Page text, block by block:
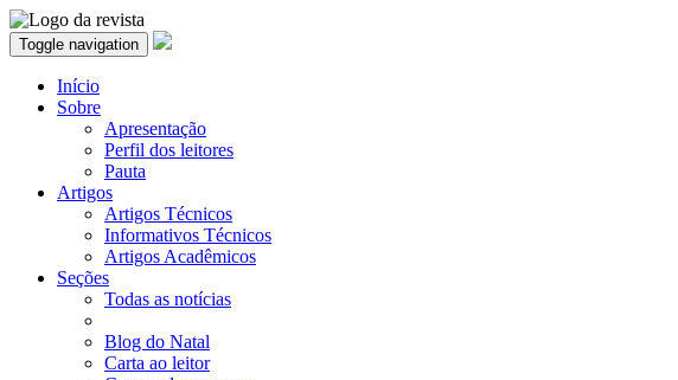
Toggle navigation
Início
Sobre
Apresentação
Perfil dos leitores
Pauta
Artigos
Artigos Técnicos
Informativos Técnicos
Artigos Acadêmicos
Seções
Todas as notícias
Blog do Natal
Carta ao leitor